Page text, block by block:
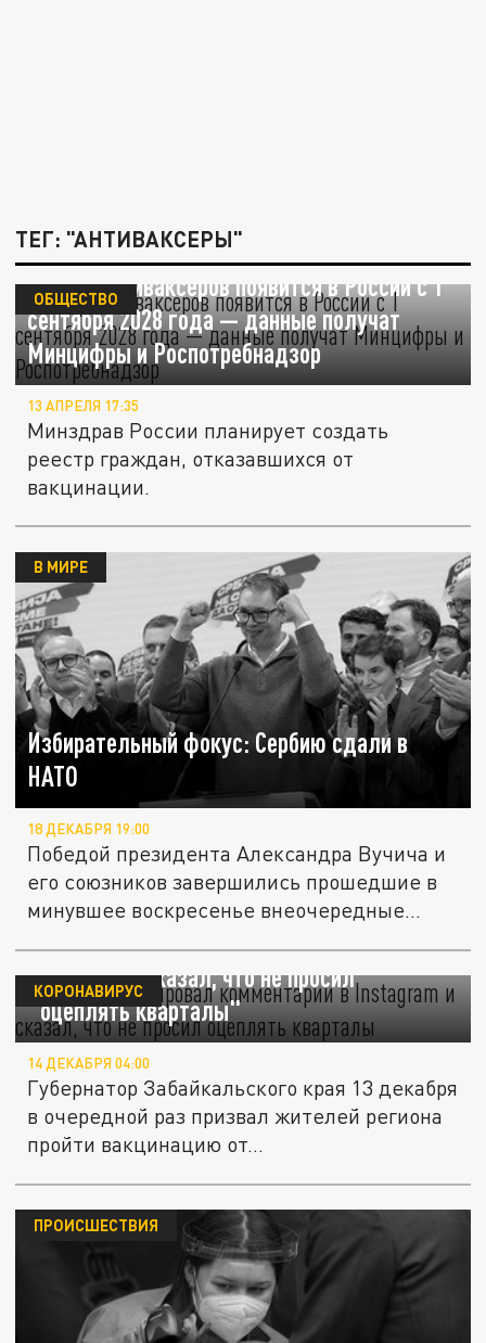
ТЕГ: "АНТИВАКСЕРЫ"
Реестр антиваксеров появится в России с 1
сентября 2028 года — данные получат
Минцифры и Роспотребнадзор
ОБЩЕСТВО
13 АПРЕЛЯ 17:35
Минздрав России планирует создать
реестр граждан, отказавшихся от
вакцинации.
Избирательный фокус: Сербию сдали в
НАТО
В МИРЕ
18 ДЕКАБРЯ 19:00
Победой президента Александра Вучича и
его союзников завершились прошедшие в
минувшее воскресенье внеочередные...
Осипов заблокировал комментарии в
Instagram и сказал, что не просил
"оцеплять кварталы"
КОРОНАВИРУС
14 ДЕКАБРЯ 04:00
Губернатор Забайкальского края 13 декабря
в очередной раз призвал жителей региона
пройти вакцинацию от...
ПРОИСШЕСТВИЯ